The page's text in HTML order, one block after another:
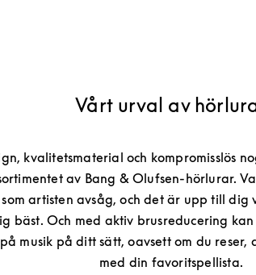
Vårt urval av
kvalitetsmaterial och kompromisslös
av Bang & Olufsen-hörlurar.
artisten avsåg, och det är upp till dig
bäst. Och med aktiv brusreducering
musik på ditt sätt, oavsett om du
med din favoritspellista.